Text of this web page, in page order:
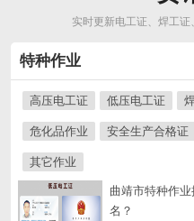
实时更新电工证、焊工
特种作业
高压电工证 低压电工证
危化品作业 安全生产合格证
其它作业
曲靖市特种作
名？